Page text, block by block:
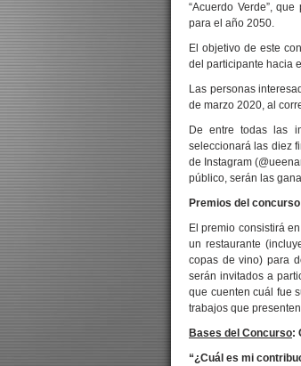
“Acuerdo Verde”,
para el año 2050.
El objetivo de este
del participante hacia
Las personas
de marzo 2020, al
De entre todas las
seleccionará las diez
de Instagram
público, serán las
Premios del
El premio consistirá
un restaurante
copas de vino) para
serán invitados a
que cuenten cuál fue
trabajos que
Bases del Concurso:
“¿Cuál es mi